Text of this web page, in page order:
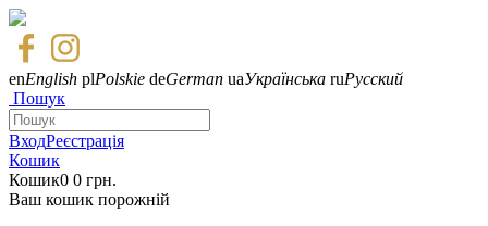
enEnglish plPolskie deGerman uaУкраїнська ruРусский
Пошук
ВходРеєстрація
Кошик
Кошик0 0 грн.
Ваш кошик порожній